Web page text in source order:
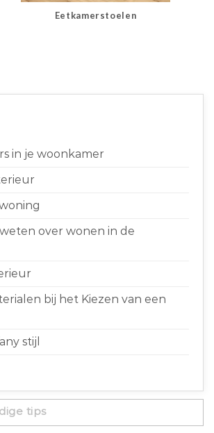
Eetkamerstoelen
in je woonkamer
over wonen in de
bij het Kiezen van een
stijl
tips